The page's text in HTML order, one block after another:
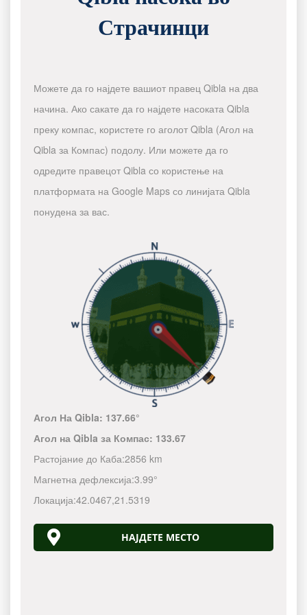
Страчинци
Можете да го најдете вашиот правец Qibla на два
начина. Ако сакате да го најдете насоката Qibla
преку компас, користете го аголот Qibla (Агол на
Qibla за Компас) подолу. Или можете да го
одредите правецот Qibla со користење на
платформата на Google Maps со линијата Qibla
понудена за вас.
Агол На Qibla: 137.66°
Агол на Qibla за Компас: 133.67
Растојание до Каба:2856 km
Магнетна дефлексија:3.99°
Локација:42.0467,21.5319
НАЈДЕТЕ МЕСТО